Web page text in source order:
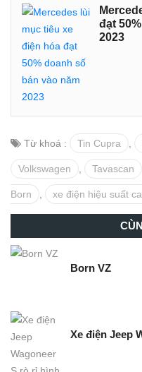
đạt
2023
Từ khoá : Tin Cupra
Volkswagen Tavascan
Born xe điện hiệu suất
Born VZ
Xe điện Jeep